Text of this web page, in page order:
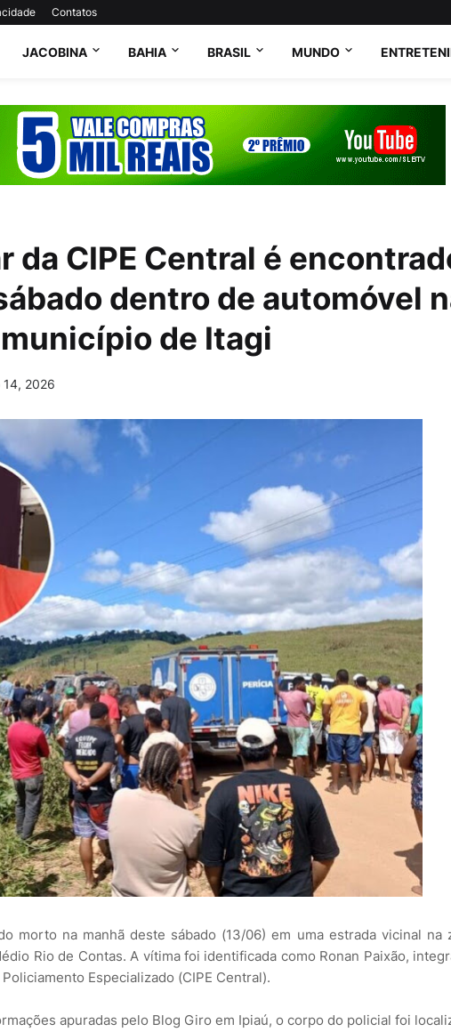
Contatos
JACOBINA BAHIA BRASIL MUNDO
da CIPE Central é
dentro de automóvel
de Itagi
14, 2026
morto na manhã deste sábado (13/06) em uma estrada vicinal na
Rio de Contas. A vítima foi identificada como Ronan Paixão,
Especializado (CIPE Central).
apuradas pelo Blog Giro em Ipiaú, o corpo do policial foi